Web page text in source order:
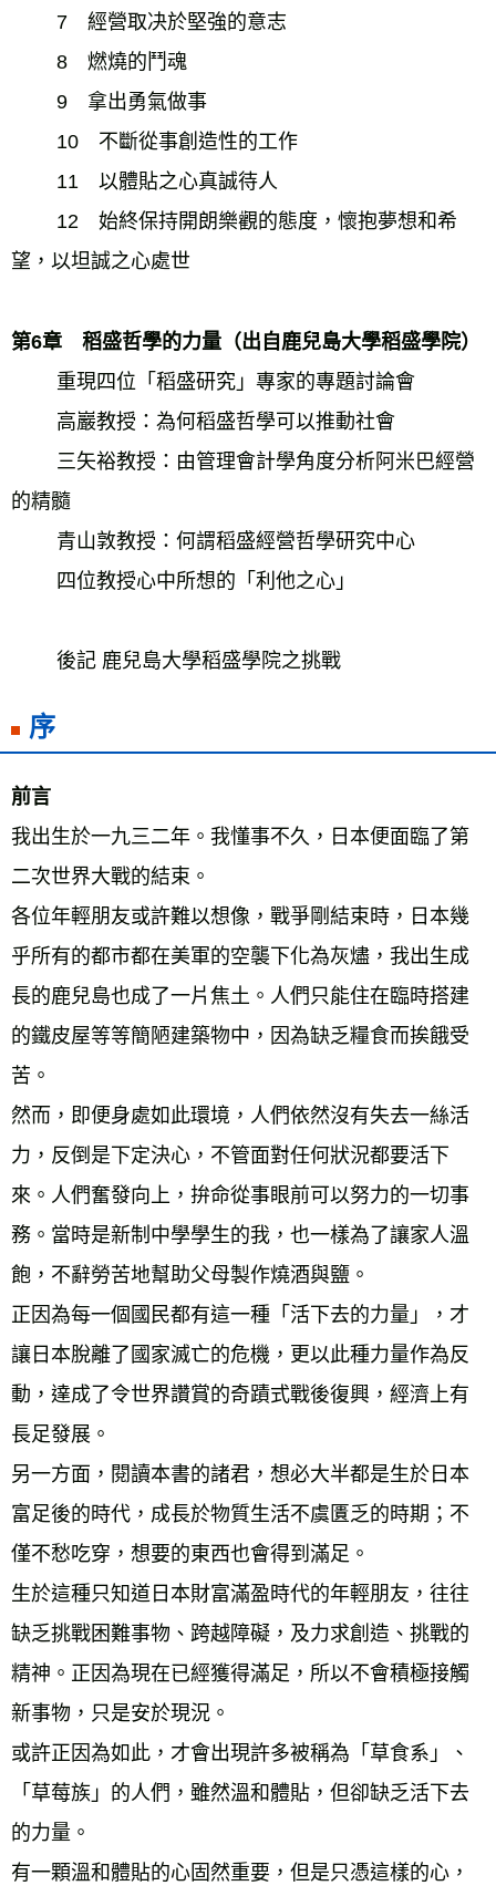
7　經營取决於堅強的意志
8　燃燒的鬥魂
9　拿出勇氣做事
10　不斷從事創造性的工作
11　以體貼之心真誠待人
12　始終保持開朗樂觀的態度，懷抱夢想和希
望，以坦誠之心處世
重現四位「稻盛研究」專家的專題討論會
高巖教授：為何稻盛哲學可以推動社會
三矢裕教授：由管理會計學角度分析阿米巴經營
的精髓
青山敦教授：何謂稻盛經營哲學研究中心
四位教授心中所想的「利他之心」
後記 鹿兒島大學稻盛學院之挑戰
序
前言
我出生於一九三二年。我懂事不久，日本便面臨了第
二次世界大戰的結束。
各位年輕朋友或許難以想像，戰爭剛結束時，日本幾
乎所有的都市都在美軍的空襲下化為灰燼，我出生成
長的鹿兒島也成了一片焦土。人們只能住在臨時搭建
的鐵皮屋等等簡陋建築物中，因為缺乏糧食而挨餓受
苦。
然而，即便身處如此環境，人們依然沒有失去一絲活
力，反倒是下定決心，不管面對任何狀況都要活下
來。人們奮發向上，拚命從事眼前可以努力的一切事
務。當時是新制中學學生的我，也一樣為了讓家人溫
飽，不辭勞苦地幫助父母製作燒酒與鹽。
正因為每一個國民都有這一種「活下去的力量」，才
讓日本脫離了國家滅亡的危機，更以此種力量作為反
動，達成了令世界讚賞的奇蹟式戰後復興，經濟上有
長足發展。
另一方面，閱讀本書的諸君，想必大半都是生於日本
富足後的時代，成長於物質生活不虞匱乏的時期；不
僅不愁吃穿，想要的東西也會得到滿足。
生於這種只知道日本財富滿盈時代的年輕朋友，往往
缺乏挑戰困難事物、跨越障礙，及力求創造、挑戰的
精神。正因為現在已經獲得滿足，所以不會積極接觸
新事物，只是安於現況。
或許正因為如此，才會出現許多被稱為「草食系」、
「草莓族」的人們，雖然溫和體貼，但卻缺乏活下去
的力量。
有一顆溫和體貼的心固然重要，但是只憑這樣的心，